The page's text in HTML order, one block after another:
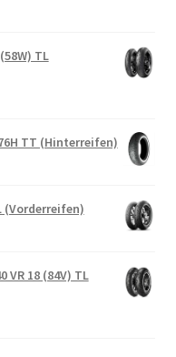
TL
TT (Hinterreifen)
(Vorderreifen)
VR 18 (84V) TL